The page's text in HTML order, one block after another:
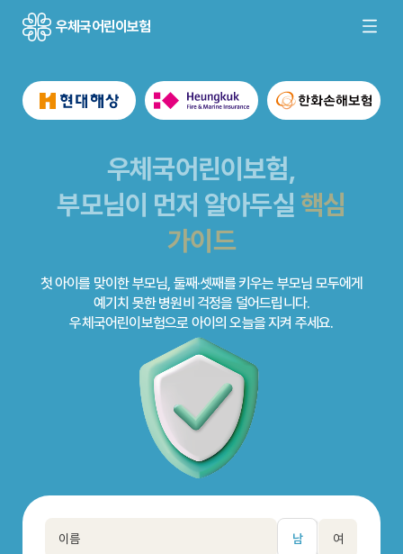
우체국어린이보험
건강과 안전
지키는 선택
핵심
가이드
건강과 안전
지키는 선택
우체국어린이보험,
부모님이 먼저 알아두실 핵심
가이드
첫 아이를 맞이한 부모님, 둘째·셋째를 키우는 부모님 모두에게
예기치 못한 병원비 걱정을 덜어드립니다.
우체국어린이보험으로 아이의 오늘을 지켜 주세요.
남 여